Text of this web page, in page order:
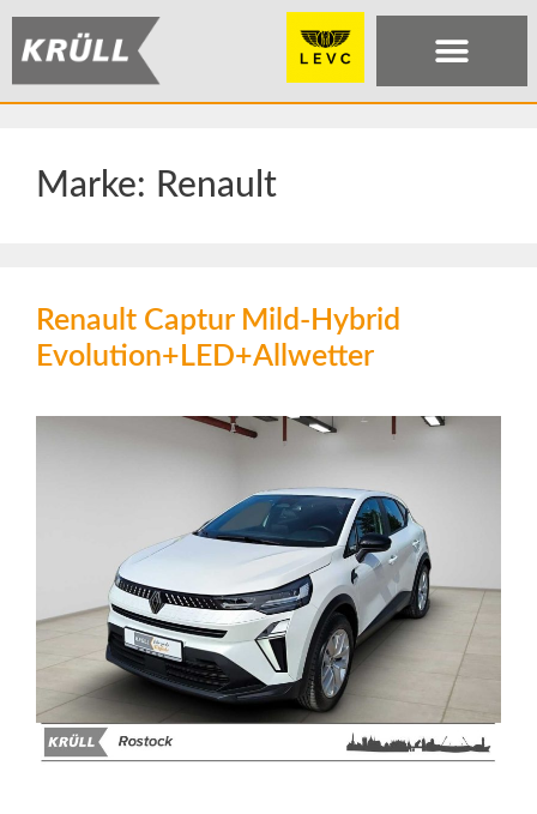
Marke: Renault
Renault Captur Mild-Hybrid
Evolution+LED+Allwetter